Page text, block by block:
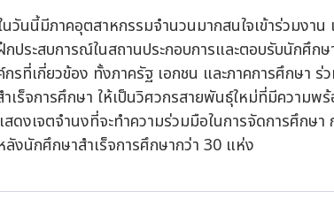
วันนี้มีภาคอุตสาหกรรมจำนวนมากสนใจเข้าร่วมงาน
ประสบการณ์ในสถานประกอบการและตอบรับนักศึกษ
รที่เกี่ยวข้อง ทั้งภาครัฐ เอกชน และภาคการศึกษา ร่
ร็จการศึกษา ให้เป็นวิศวกรสายพันธุ์ใหม่ที่มีความพ
งเจตจำนงที่จะทำความร่วมมือในการจัดการศึกษา
งนักศึกษาสำเร็จการศึกษากว่า 30 แห่ง